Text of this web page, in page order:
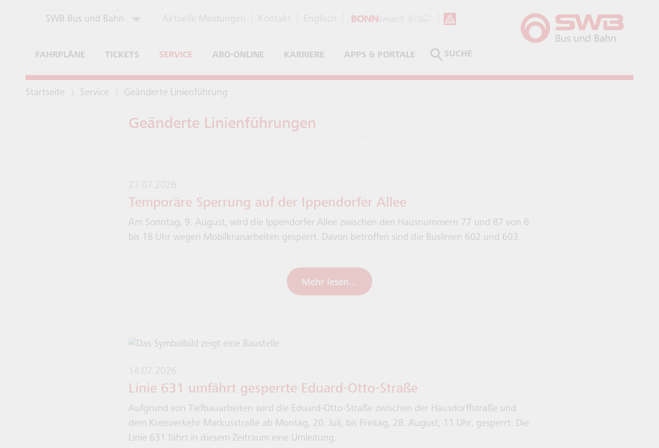
aktuell ausgewählt
SWB Bus und Bahn
SWB Energie und Wasser
SWB Stadtwerke Bonn
FAHRPLÄNE TICKETS SERVICE ABO-ONLINE KARRIERE APPS & PORTALE
SUCHE
Startseite Service Geänderte Linienführung
Geänderte Linienführungen
Temporäre Sperrung auf der Ippendorfer Allee
Am Sonntag, 9. August, wird die Ippendorfer Allee zwischen den Hausnummern 77 und 87 von 6
bis 18 Uhr wegen Mobilkranarbeiten gesperrt. Davon betroffen sind die Buslinien 602 und 603.
Mehr lesen...
Linie 631 umfährt gesperrte Eduard-Otto-Straße
Aufgrund von Tiefbauarbeiten wird die Eduard-Otto-Straße zwischen der Hausdorffstraße und
dem Kreisverkehr Markusstraße ab Montag, 20. Juli, bis Freitag, 28. August, 11 Uhr, gesperrt. Die
Linie 631 fährt in diesem Zeitraum eine Umleitung.